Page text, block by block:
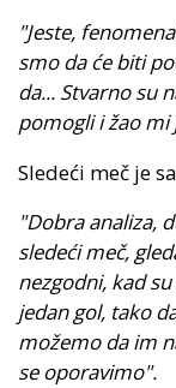
"Jeste,
smo da će biti
da... Stvarno su
pomogli i žao
Sledeći meč je
"Dobra analiza,
sledeći meč,
nezgodni, kad
jedan gol, tako
možemo da im
se oporavimo".